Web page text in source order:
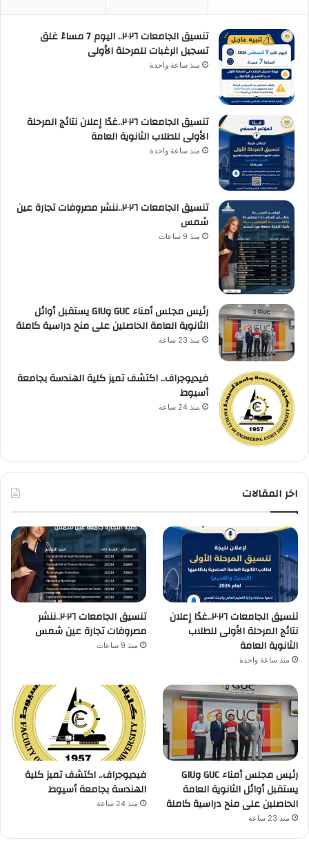
تنسيق الجامعات ٢٠٢٦.. اليوم 7 مساءً غلق
تسجيل الرغبات للمرحلة الأولى
منذ ساعة واحدة
تنسيق الجامعات ٢٠٢٦..غدًا إعلان نتائج المرحلة
الأولى للطلاب الثانوية العامة
منذ ساعة واحدة
تنسيق الجامعات ٢٠٢٦..ننشر مصروفات تجارة عين
شمس
منذ 9 ساعات
رئيس مجلس أمناء GUC وGIU يستقبل أوائل
الثانوية العامة الحاصلين على منح دراسية كاملة
منذ 23 ساعة
فيديوجراف.. اكتشف تميز كلية الهندسة بجامعة
أسيوط
منذ 24 ساعة
اخر المقالات
تنسيق الجامعات ٢٠٢٦..غدًا إعلان
نتائج المرحلة الأولى للطلاب
الثانوية العامة
منذ ساعة واحدة
تنسيق الجامعات ٢٠٢٦..ننشر
مصروفات تجارة عين شمس
منذ 9 ساعات
رئيس مجلس أمناء GUC وGIU
يستقبل أوائل الثانوية العامة
الحاصلين على منح دراسية كاملة
منذ 23 ساعة
فيديوجراف.. اكتشف تميز كلية
الهندسة بجامعة أسيوط
منذ 24 ساعة